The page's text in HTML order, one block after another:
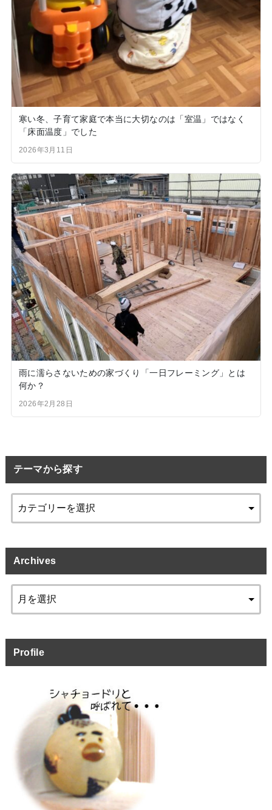
寒い冬、子育て家庭で本当に大切なのは「室温」ではなく
「床面温度」でした
2026年3月11日
雨に濡らさないための家づくり「一日フレーミング」とは
何か？
2026年2月28日
テーマから探す
Archives
Profile